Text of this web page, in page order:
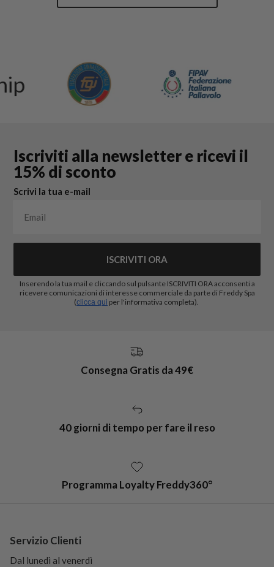
Iscriviti alla newsletter e ricevi il
15% di sconto
Scrivi la tua e-mail
ISCRIVITI ORA
Inserendo la tua mail e cliccando sul pulsante ISCRIVITI ORA acconsenti a
ricevere comunicazioni di interesse commerciale da parte di Freddy Spa
(clicca qui per l'informativa completa).
Consegna Gratis da 49€
40 giorni di tempo per fare il reso
Programma Loyalty Freddy360°
Servizio Clienti
Dal lunedì al venerdì